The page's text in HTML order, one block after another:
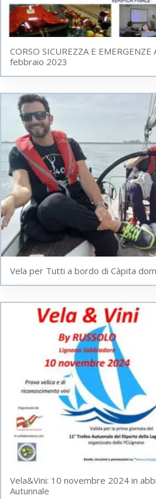
CORSO SICUREZZA E
febbraio 2023
Vela per Tutti a bordo di Càpita
Vela&Vini: 10 novembre 2024 in
Autunnale